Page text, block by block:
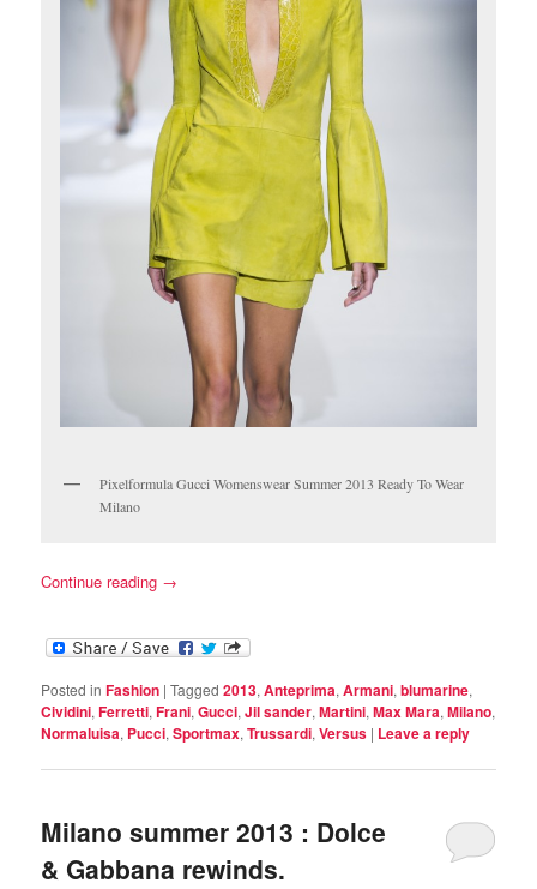
Pixelformula Gucci Womenswear Summer 2013 Ready To Wear
Milano
Continue reading →
Posted in Fashion |Tagged 2013,Anteprima,Armani,blumarine,
Cividini,Ferretti,Frani,Gucci,Jil sander,Martini,Max Mara,Milano,
Normaluisa, Pucci,Sportmax,Trussardi,Versus | Leave a reply
Milano summer 2013 : Dolce
& Gabbana rewinds.